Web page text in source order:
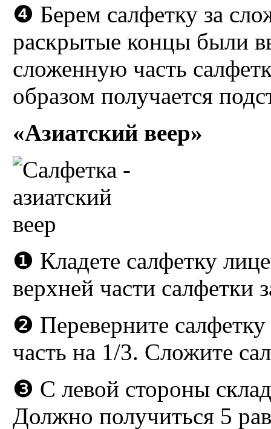
❹ Берем салфетку за
раскрытые концы были
сложенную часть
образом получается
«Азиатский веер»
❶ Кладете салфетку
верхней части салфетки
❷ Переверните
часть на 1/3. Сложите
❸ С левой стороны
Должно получиться 5